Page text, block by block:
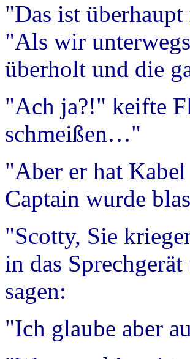
"Das ist
"Als wir
überholt und die
"Ach ja?!" keifte
schmeißen…"
"Aber er hat
Captain wurde
"Scotty, Sie
in das
sagen:
"Ich glaube aber